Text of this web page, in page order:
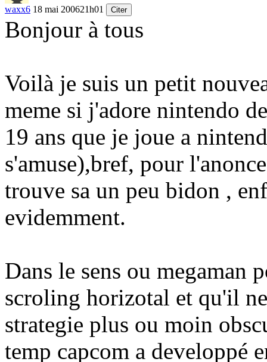
waxx6 18 mai 200621h01 Citer
Bonjour à tous
Voilà je suis un petit
meme si j'adore nintendo
19 ans que je joue a
s'amuse),bref, pour
trouve sa un peu bidon ,
evidemment.
Dans le sens ou megaman
scroling horizotal et qu'il
strategie plus ou moin
temp capcom a developpé